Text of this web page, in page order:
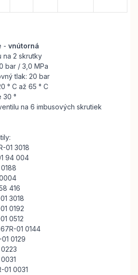
- vnútorná
na 2 skrutky
bar / 3,0 MPa
tlak: 20 bar
° C až 65 ° C
30 °
na 6 imbusových skrutiek
01 3018
94 004
416
3018
0192
0512
01 0144
0129
01 0031